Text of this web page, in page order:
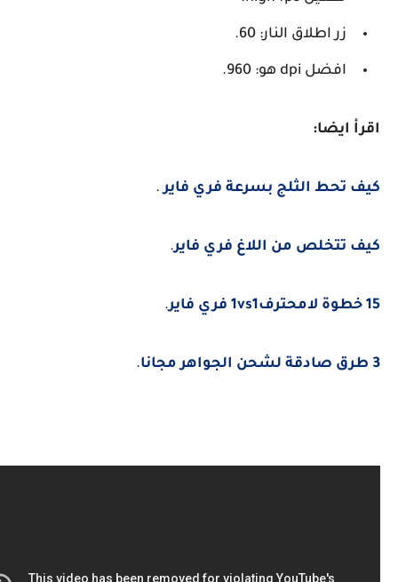
زر اطلاق النار: 60.
افضل dpi هو: 960.
ايضا:
الثلج بسرعة فري فاير.
من اللاغ فري فاير.
.
.